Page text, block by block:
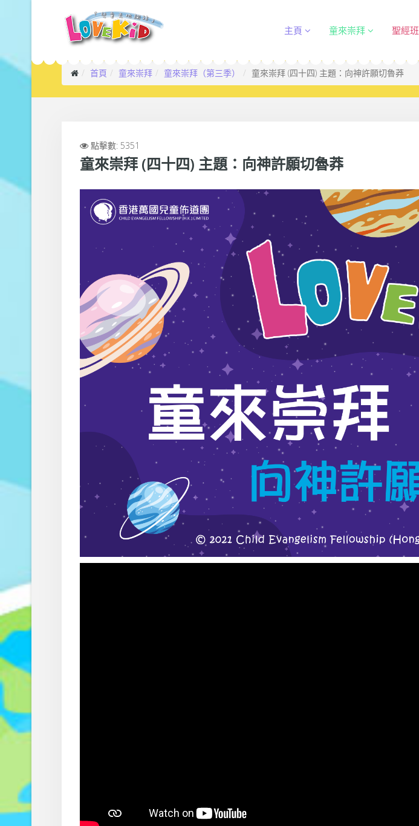
主頁 童來崇拜 聖經班
首頁 童來崇拜 童來崇拜（第三季） 童來崇拜 (四十四) 主題：向神許願切魯莽
點擊數: 5351
童來崇拜 (四十四) 主題：向神許願切魯莽